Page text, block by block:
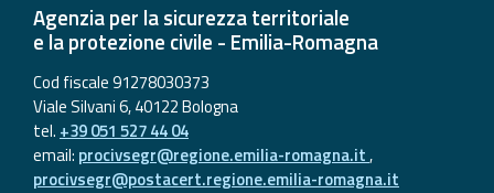
Agenzia per la sicurezza territoriale
e la protezione civile - Emilia-Romagna
Cod fiscale 91278030373
Viale Silvani 6, 40122 Bologna
tel. +39 051 527 44 04
email: procivsegr@regione.emilia-romagna.it,
procivsegr@postacert.regione.emilia-romagna.it